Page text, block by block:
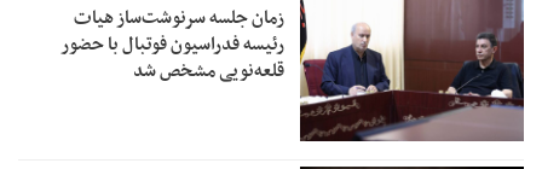
زمان جلسه سرنوشت‌ساز هیات
رئیسه فدراسیون فوتبال با حضور
قلعه‌نویی مشخص شد